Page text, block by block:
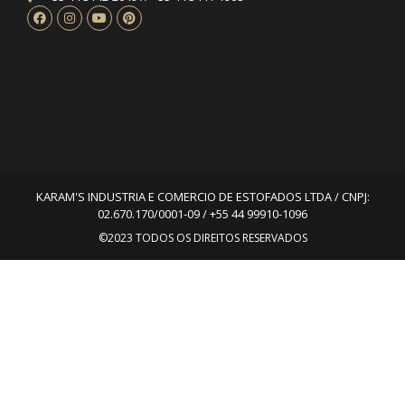
©2023 TODOS OS DIREITOS RESERVADOS
KARAM'S INDUSTRIA E COMERCIO DE ESTOFADOS LTDA / CNPJ:
02.670.170/0001-09 / +55 44 99910-1096